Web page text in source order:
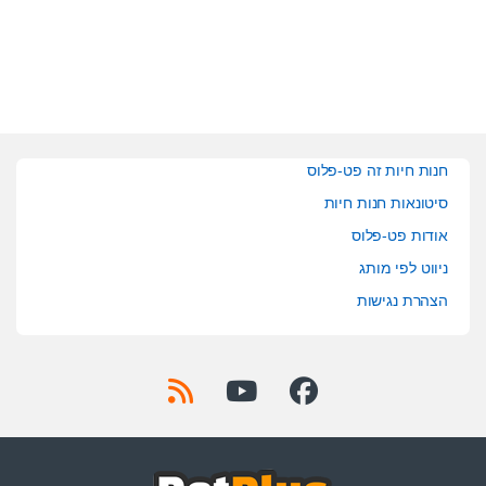
חנות חיות זה פט-פלוס
סיטונאות חנות חיות
אודות פט-פלוס
ניווט לפי מותג
הצהרת נגישות